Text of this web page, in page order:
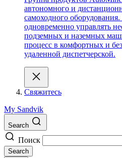
автономного и
самоходного
одновременно управлять
подземных и наземных
процесс в комфортных и
удаленной диспетчерской.
Свяжитесь
My Sandvik
Search
Поиск
Search